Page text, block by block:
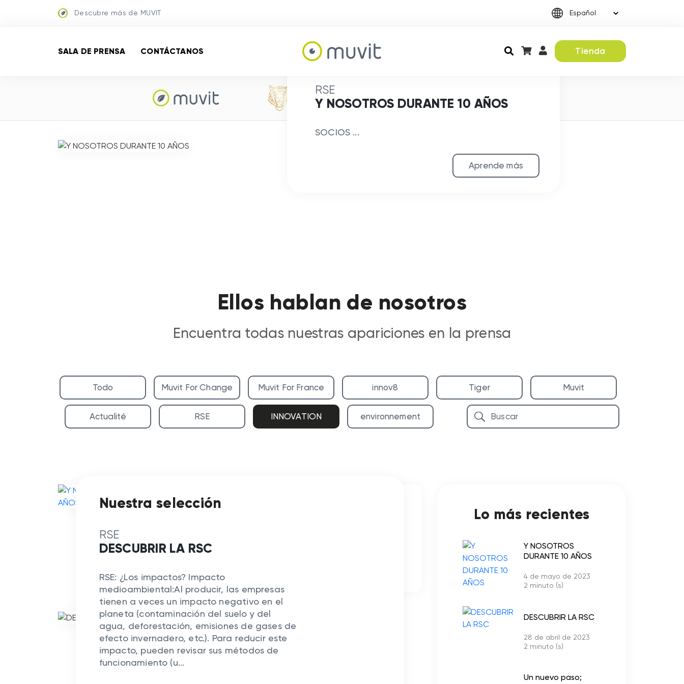
Descubre más de MUVIT
SALA DE PRENSA CONTÁCTANOS Tienda
RSE
Y NOSOTROS DURANTE 10 AÑOS
SOCIOS ...
Aprende más
Ellos hablan de nosotros
Encuentra todas nuestras apariciones en la prensa
Todo Muvit For Change Muvit For France innov8 Tiger Muvit
Actualité RSE INNOVATION environnement
Y NOSOTROS DURANTE 10
RSE
Nuestra selección
RSE
DESCUBRIR LA RSC
RSE: ¿Los impactos? Impacto
medioambiental:Al producir, las empresas
tienen a veces un impacto negativo en el
planeta (contaminación del suelo y del
agua, deforestación, emisiones de gases de
efecto invernadero, etc.). Para reducir este
impacto, pueden revisar sus métodos de
funcionamiento (u...
Lo más recientes
Y NOSOTROS
DURANTE 10 AÑOS
4 de mayo de 2023
2 minuto (s)
DESCUBRIR LA RSC
28 de abril de 2023
2 minuto (s)
Un nuevo paso;